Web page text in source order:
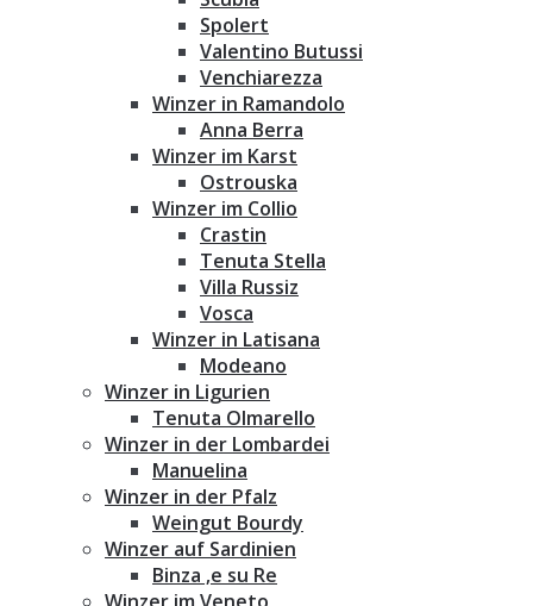
Spolert
Valentino Butussi
Venchiarezza
Winzer in Ramandolo
Anna Berra
Winzer im Karst
Ostrouska
Winzer im Collio
Crastin
Tenuta Stella
Villa Russiz
Vosca
Winzer in Latisana
Modeano
Winzer in Ligurien
Tenuta Olmarello
Winzer in der Lombardei
Manuelina
Winzer in der Pfalz
Weingut Bourdy
Winzer auf Sardinien
Binza ‚e su Re